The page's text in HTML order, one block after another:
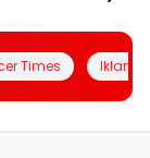
Times Iklanin